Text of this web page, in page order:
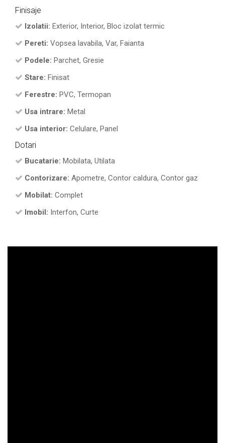
Finisaje
Izolatii: Exterior, Interior, Bloc izolat termic
Pereti: Vopsea lavabila, Var, Faianta
Podele: Parchet, Gresie
Stare: Finisat
Ferestre: PVC, Termopan
Usa intrare: Metal
Usa interior: Celulare, Panel
Dotari
Bucatarie: Mobilata, Utilata
Contorizare: Apometre, Contor caldura, Contor gaz
Mobilat: Complet
Imobil: Interfon, Curte